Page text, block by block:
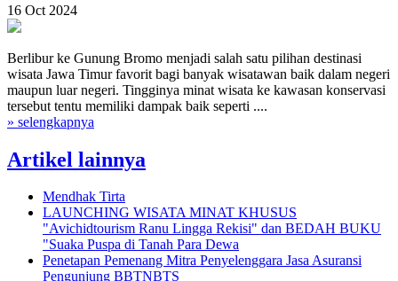
16 Oct 2024
Berlibur ke Gunung Bromo menjadi salah satu pilihan destinasi
wisata Jawa Timur favorit bagi banyak wisatawan baik dalam negeri
maupun luar negeri. Tingginya minat wisata ke kawasan konservasi
tersebut tentu memiliki dampak baik seperti ....
» selengkapnya
Artikel lainnya
Mendhak Tirta
LAUNCHING WISATA MINAT KHUSUS
"Avichidtourism Ranu Lingga Rekisi" dan BEDAH BUKU
"Suaka Puspa di Tanah Para Dewa
Penetapan Pemenang Mitra Penyelenggara Jasa Asuransi
Pengunjung BBTNBTS